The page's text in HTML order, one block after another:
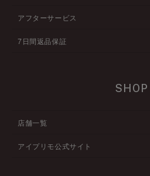
アフターサービス
7日間返品保証
SHOP
店舗一覧
アイプリモ公式サイト